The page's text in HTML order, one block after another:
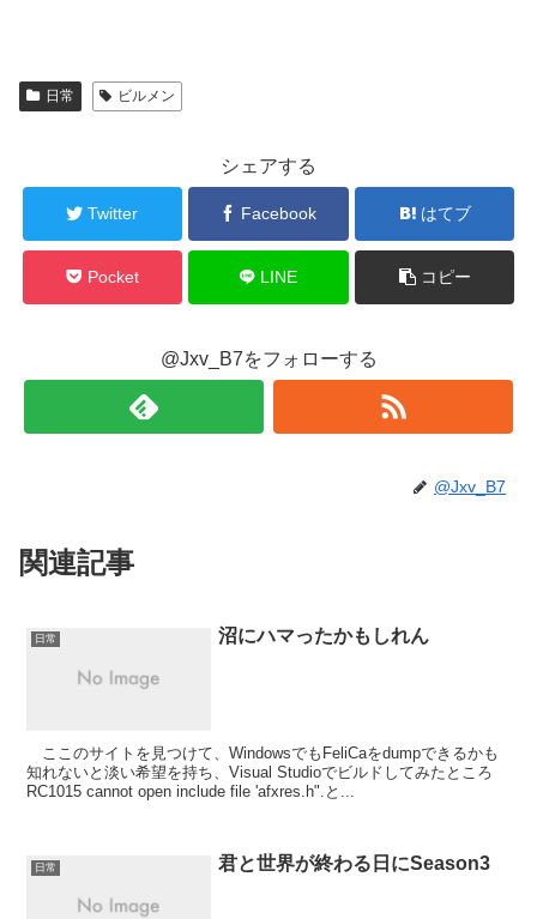
日常 ビルメン
シェアする
Twitter Facebook はてブ
Pocket LINE コピー
@Jxv_B7をフォローする
@Jxv_B7
関連記事
日常 沼にハマったかもしれん
ここのサイトを見つけて、WindowsでもFeliCaをdumpできるかも
知れないと淡い希望を持ち、Visual Studioでビルドしてみたところ
RC1015 cannot open include file 'afxres.h".と...
日常 君と世界が終わる日にSeason3